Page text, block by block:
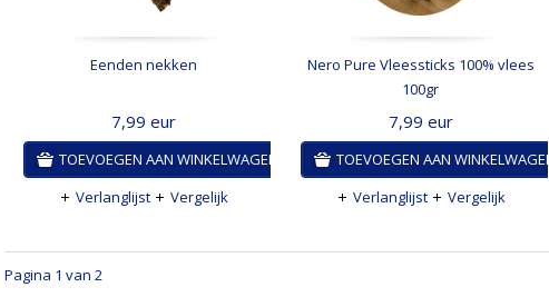
Eenden nekken
7,99 eur
TOEVOEGEN AAN WINKELWAGEN
Verlanglijst
Vergelijk
Nero Pure Vleessticks 100% vlees
100gr
7,99 eur
TOEVOEGEN AAN WINKELWAGEN
Verlanglijst
Vergelijk
Pagina 1 van 2